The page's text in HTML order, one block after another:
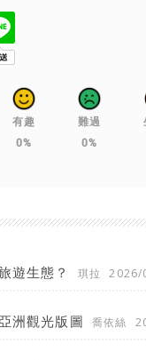
有趣
0%
難過
0%
遊生態？ 琪拉 2026/
洲觀光版圖 喬依絲